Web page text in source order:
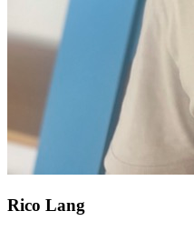
Rico Lang